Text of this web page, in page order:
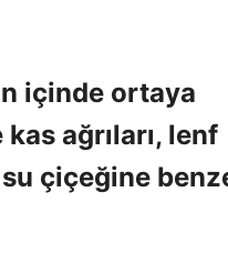
içinde ortaya
ağrıları, lenf
çiçeğine